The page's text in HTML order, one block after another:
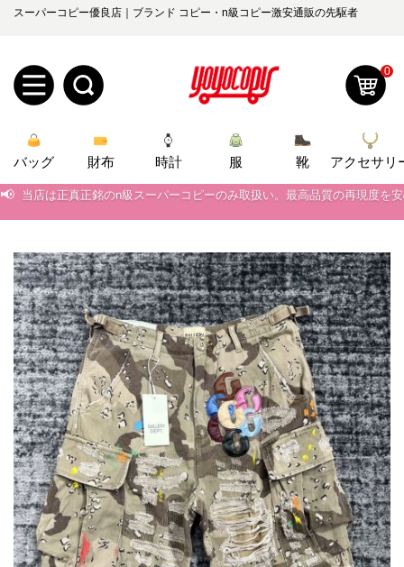
スーパーコピー優良店｜ブランド コピー・n級コピー激安通販の先駆者
規
ユ
ザ
ー
登
録
ロ
グ
ン
オ
ー
ダ
ー
管
理
お
知
ら
せ
yoyocopys@gmail.com
2026人気特集
バッグ
財布
時計
服
ズボン
衣装セット
靴
住まい用品
アクセサリー
ベルト
スカーフ
アイフォーンケ
ース
小物
0
バッグ 財布 時計 服 靴 アクセサリ
当店は正真正銘のn級スーパーコピーのみ取扱い。最高品質の再現度を
📢 当店は正真正銘のn級スーパーコピーのみ取扱い。最高品質の再現度を
📢 2026春の新作続々更新中！期間中のご注文でお得な割引をご利用いただ
📢 新作入荷！ルイ・ヴィトンスーパーコピー バッグ最新モデルが登場。